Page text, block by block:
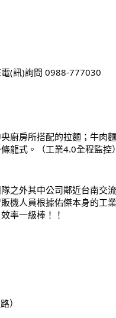
電(訊)詢問 0988-777030
廚房所搭配的拉麵；牛肉
龍式。（工業4.0全程監控）
之外其中公司鄰近台南交
機人員根據佑傑本身的工
率一級棒！！
）